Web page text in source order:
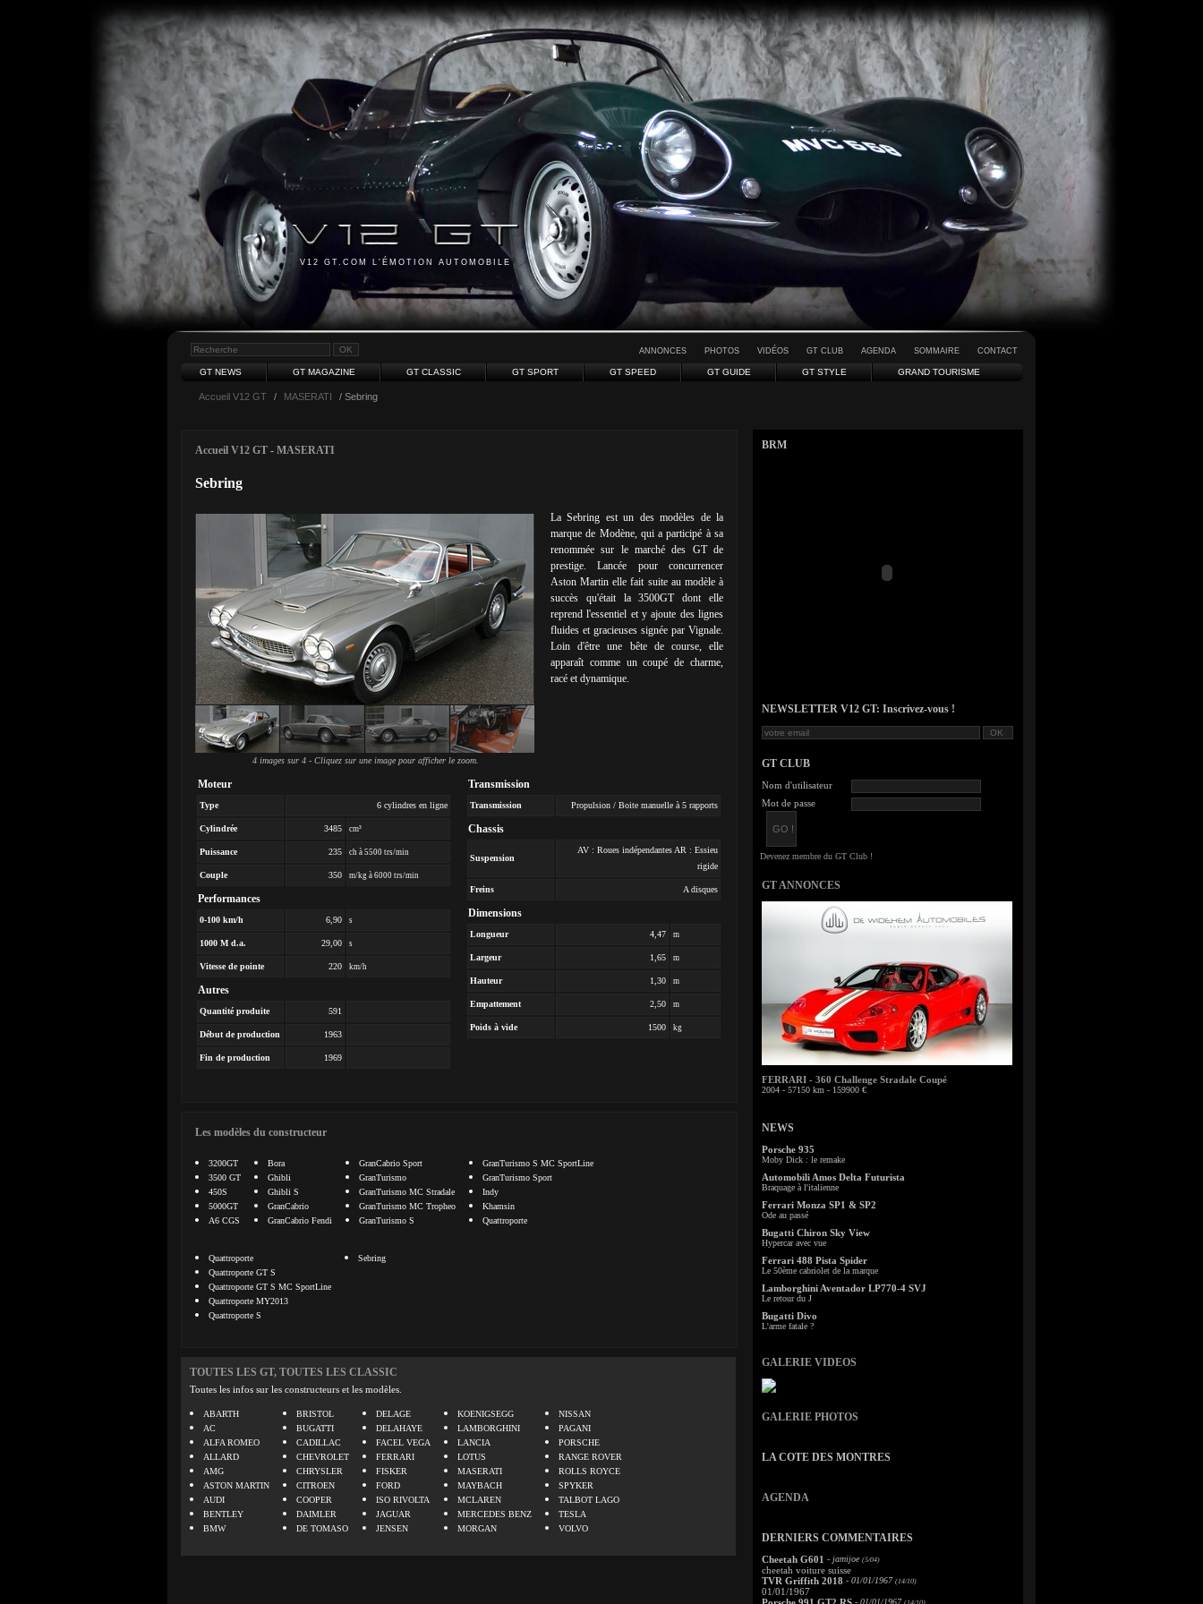
V12 GT.COM L'ÉMOTION AUTOMOBILE
ANNONCES PHOTOS VIDÉOS GT CLUB AGENDA SOMMAIRE CONTACT
GT NEWS GT MAGAZINE GT CLASSIC GT SPORT GT SPEED GT GUIDE GT STYLE GRAND TOURISME
Accueil V12 GT / MASERATI / Sebring
Accueil V12 GT - MASERATI
Sebring
4 images sur 4 - Cliquez sur une image pour afficher le zoom.
La Sebring est un des modèles de la
marque de Modène, qui a participé à sa
renommée sur le marché des GT de
prestige. Lancée pour concurrencer
Aston Martin elle fait suite au modèle à
succès qu'était la 3500GT dont elle
reprend l'essentiel et y ajoute des lignes
fluides et gracieuses signée par Vignale.
Loin d'être une bête de course, elle
apparaît comme un coupé de charme,
racé et dynamique.
Moteur
Type 6 cylindres en ligne
Cylindrée 3485 cm³
Puissance 235 ch à 5500 trs/min
Couple 350 m/kg à 6000 trs/min
Performances
0-100 km/h 6,90 s
1000 M d.a. 29,00 s
Vitesse de pointe 220 km/h
Autres
Quantité produite 591
Début de production 1963
Fin de production 1969
Transmission
Transmission Propulsion / Boite manuelle à 5 rapports
Chassis
Suspension
AV : Roues indépendantes AR : Essieu
rigide
Freins A disques
Dimensions
Longueur 4,47 m
Largeur 1,65 m
Hauteur 1,30 m
Empattement 2,50 m
Poids à vide 1500 kg
Les modèles du constructeur
3200GT
3500 GT
450S
5000GT
A6 CGS
Bora
Ghibli
Ghibli S
GranCabrio
GranCabrio Fendi
GranCabrio Sport
GranTurismo
GranTurismo MC Stradale
GranTurismo MC Tropheo
GranTurismo S
GranTurismo S MC SportLine
GranTurismo Sport
Indy
Khamsin
Quattroporte
Quattroporte
Quattroporte GT S
Quattroporte GT S MC SportLine
Quattroporte MY2013
Quattroporte S
Sebring
TOUTES LES GT, TOUTES LES CLASSIC
Toutes les infos sur les constructeurs et les modèles.
ABARTH
AC
ALFA ROMEO
ALLARD
AMG
ASTON MARTIN
AUDI
BENTLEY
BMW
BRISTOL
BUGATTI
CADILLAC
CHEVROLET
CHRYSLER
CITROEN
COOPER
DAIMLER
DE TOMASO
DELAGE
DELAHAYE
FACEL VEGA
FERRARI
FISKER
FORD
ISO RIVOLTA
JAGUAR
JENSEN
KOENIGSEGG
LAMBORGHINI
LANCIA
LOTUS
MASERATI
MAYBACH
MCLAREN
MERCEDES BENZ
MORGAN
NISSAN
PAGANI
PORSCHE
RANGE ROVER
ROLLS ROYCE
SPYKER
TALBOT LAGO
TESLA
VOLVO
BRM
NEWSLETTER V12 GT: Inscrivez-vous !
GT CLUB
Nom d'utilisateur
Mot de passe
GT ANNONCES
FERRARI - 360 Challenge Stradale Coupé
2004 - 57150 km - 159900 €
NEWS
Porsche 935
Moby Dick : le remake
Automobili Amos Delta Futurista
Braquage à l'italienne
Ferrari Monza SP1 & SP2
Ode au passé
Bugatti Chiron Sky View
Hypercar avec vue
Ferrari 488 Pista Spider
Le 50ème cabriolet de la marque
Lamborghini Aventador LP770-4 SVJ
Le retour du J
Bugatti Divo
L'arme fatale ?
GALERIE VIDEOS
GALERIE PHOTOS
LA COTE DES MONTRES
AGENDA
DERNIERS COMMENTAIRES
Cheetah G601 - jamijoe (5/04)
cheetah voiture suisse
TVR Griffith 2018 - 01/01/1967 (14/10)
01/01/1967
- 01/01/1967